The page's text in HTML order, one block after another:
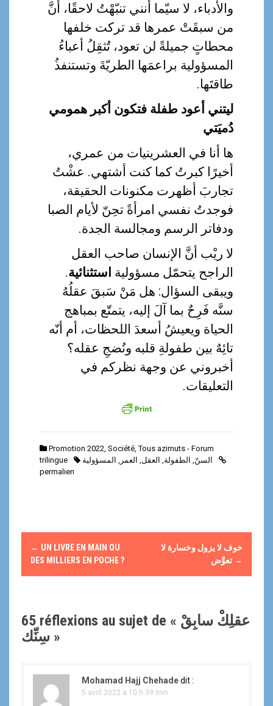
والأدباء، لا سيّما أنني تنبّهْتُ لاحقًا، أنَّ
من سبقَتْ عمرها قد تركت خلفها
محطاتٍ جميلةً لن تعود، تُثقِلُ أعباءُ
المسؤولية براعمَها الطريّةَ وتستنفذُ
طاقتَها.
ليتني أعود طفلة فتكون أكبر همومي
دُميَتي
ها أنا في العشرينيات من عمري،
أخيرًا كبرتُ كما كنت أشتهي. عشْتُ
تجاربَ أظهرت مكنونات الحقيقة،
فوجدتُ نفسي امرأةً تحِنّ لأيام الصبا
ودفاتر الرسم ومجالسة الجدة.
لا ريْب أنَّ الإنسان صاحب العقل
الراجح يتحمّل مسؤولية استثنائية.
ويبقى السؤال: هل مَنْ سَبقَ عقلُهُ
سنَّه فَرِحٌ بما آلَ إليه، يتمتّع بمباهج
الحياة ويعيشُ أسعدَ اللحظات، أم أنّه
تائِهٌ بين طفولةِ قلبه ونُضجِ عقله؟
أخبروني عن وجهة نظركم في
التعليقات.
Promotion 2022, Société,Tous azimuts - Forum
trilingue
السنّ, الطفولة, العقل, العمر , المسؤولية
permalien
N
i
g
← UN LIVRE EN MAIN OU
DES MILLIERS EN POCHE ?
خوف لا يزول وخسارة لا
→
65 réflexions au sujet de « عقلِكْ سابِقْ
سِنِّك »
Mohamad Hajj Chehadedit :
5 avril 2022 à 10 h 39 min